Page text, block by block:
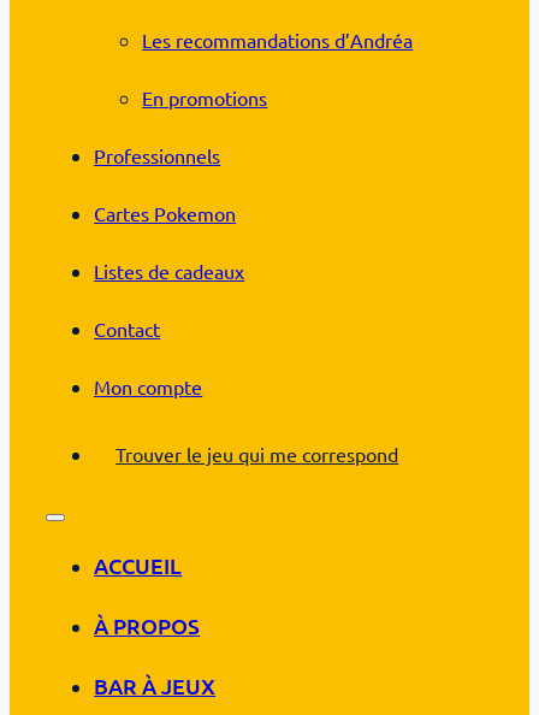
Les recommandations d’Andréa
En promotions
Professionnels
Cartes Pokemon
Listes de cadeaux
Contact
Mon compte
Trouver le jeu qui me correspond
ACCUEIL
À PROPOS
BAR À JEUX